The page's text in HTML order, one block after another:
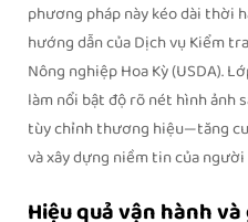
phương pháp này kéo dài thời
hướng dẫn của Dịch vụ Kiểm
Nông nghiệp Hoa Kỳ (USDA).
làm nổi bật độ rõ nét hình ảnh
tùy chỉnh thương hiệu—tăng
và xây dựng niềm tin của
Hiệu quả vận hành